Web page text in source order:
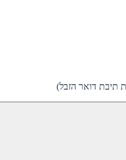
תיבת דואר הזבל)